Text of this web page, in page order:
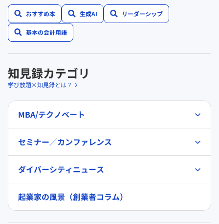
おすすめ本 生成AI リーダーシップ
基本の会計用語
知見録カテゴリ
学び放題×知見録とは？
MBA/テクノベート
セミナー／カンファレンス
ダイバーシティニュース
起業家の風景（創業者コラム）